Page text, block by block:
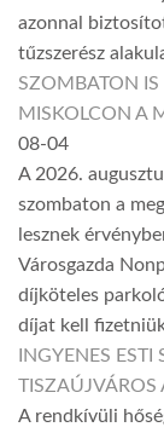
azonnal
tűzszerész
SZOMBATON IS
MISKOLCON A
08-04
A 2026.
szombaton a
lesznek
Városgazda
díjköteles
díjat kell
INGYENES
TISZAÚJVÁROS
A rendkívüli